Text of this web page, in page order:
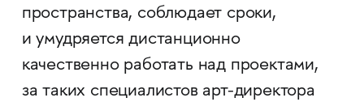
пространства, соблюдает сроки,
и умудряется дистанционно
качественно работать над проектами,
за таких специалистов арт-директора